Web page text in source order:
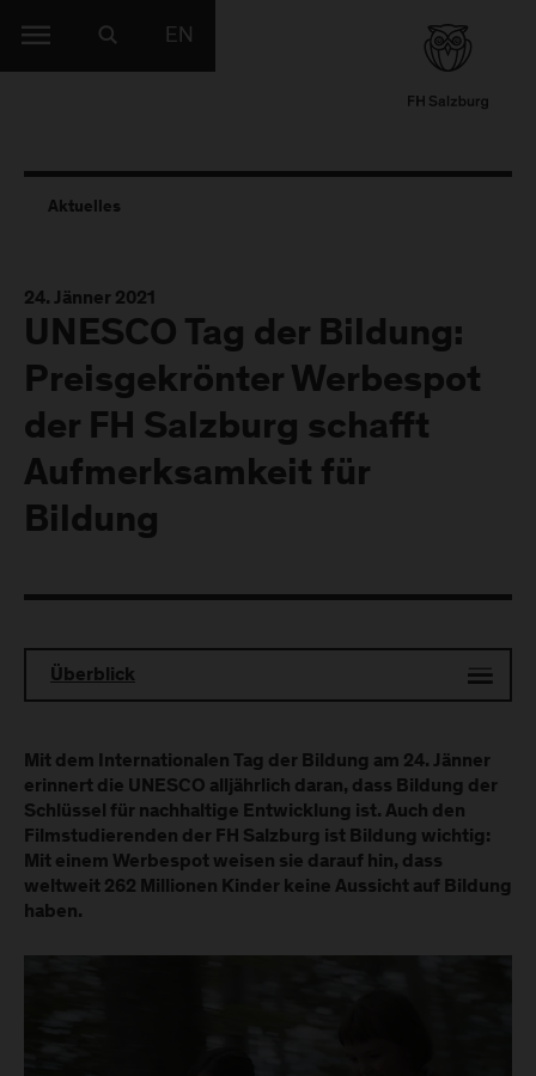
EN
Aktuelles
24. Jänner 2021
UNESCO Tag der Bildung:
Preisgekrönter Werbespot
der FH Salzburg schafft
Aufmerksamkeit für
Bildung
Überblick
Mit dem Internationalen Tag der Bildung am 24. Jänner
erinnert die UNESCO alljährlich daran, dass Bildung der
Schlüssel für nachhaltige Entwicklung ist. Auch den
Filmstudierenden der FH Salzburg ist Bildung wichtig:
Mit einem Werbespot weisen sie darauf hin, dass
weltweit 262 Millionen Kinder keine Aussicht auf Bildung
haben.